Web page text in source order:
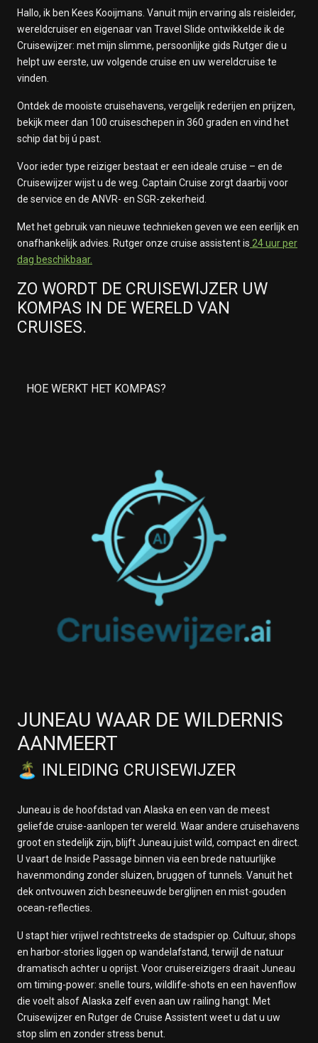
Hallo, ik ben Kees Kooijmans. Vanuit mijn ervaring als reisleider,
wereldcruiser en eigenaar van Travel Slide ontwikkelde ik de
Cruisewijzer: met mijn slimme, persoonlijke gids Rutger die u
helpt uw eerste, uw volgende cruise en uw wereldcruise te
vinden.
Ontdek de mooiste cruisehavens, vergelijk rederijen en prijzen,
bekijk meer dan 100 cruiseschepen in 360 graden en vind het
schip dat bij ú past.
Voor ieder type reiziger bestaat er een ideale cruise – en de
Cruisewijzer wijst u de weg. Captain Cruise zorgt daarbij voor
de service en de ANVR- en SGR-zekerheid.
Met het gebruik van nieuwe technieken geven we een eerlijk en
onafhankelijk advies. Rutger onze cruise assistent is 24 uur per
dag beschikbaar.
ZO WORDT DE CRUISEWIJZER UW
KOMPAS IN DE WERELD VAN
CRUISES.
HOE WERKT HET KOMPAS?
JUNEAU WAAR DE WILDERNIS
AANMEERT
🏝️ INLEIDING CRUISEWIJZER
Juneau is de hoofdstad van Alaska en een van de meest
geliefde cruise-aanlopen ter wereld. Waar andere cruisehavens
groot en stedelijk zijn, blijft Juneau juist wild, compact en direct.
U vaart de Inside Passage binnen via een brede natuurlijke
havenmonding zonder sluizen, bruggen of tunnels. Vanuit het
dek ontvouwen zich besneeuwde berglijnen en mist-gouden
ocean-reflecties.
U stapt hier vrijwel rechtstreeks de stadspier op. Cultuur, shops
en harbor-stories liggen op wandelafstand, terwijl de natuur
dramatisch achter u oprijst. Voor cruisereizigers draait Juneau
om timing-power: snelle tours, wildlife-shots en een havenflow
die voelt alsof Alaska zelf even aan uw railing hangt. Met
Cruisewijzer en Rutger de Cruise Assistent weet u dat u uw
stop slim en zonder stress benut.